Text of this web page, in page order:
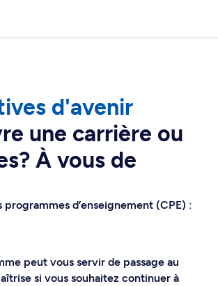
d'avenir
une carrière ou
À vous de
d’enseignement (CPE) :
peut vous servir de passage au
si vous souhaitez continuer à